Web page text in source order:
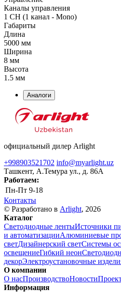
Каналы управления
1 CH (1 канал - Mono)
Габариты
Длина
5000 мм
Ширина
8 мм
Высота
1.5 мм
Аналоги
официальный дилер Arlight
+998903521702 info@myarlight.uz
Ташкент, А.Темура ул., д. 86А
Работаем:
Пн-Пт 9-18
Контакты
© Разработано в Arlight, 2026
Каталог
Светодиодные лентыИсточники
и автоматизацииАлюминиевые
светДизайнерский светСистемы
освещениеГибкий неон
декорЭлектроустановочные
О компании
О насПроизводствоНовости
Информация